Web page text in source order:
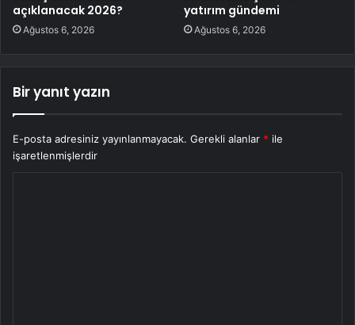
açıklanacak 2026?
Ağustos 6, 2026
yatırım gündemi
Ağustos 6, 2026
Bir yanıt yazın
E-posta adresiniz yayınlanmayacak. Gerekli alanlar * ile
işaretlenmişlerdir